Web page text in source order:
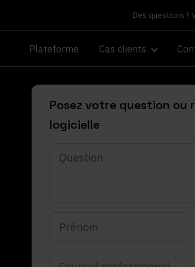
Des questions ?
Plateforme Cas clients
Posez votre question ou
logicielle
votre
une
de
personne